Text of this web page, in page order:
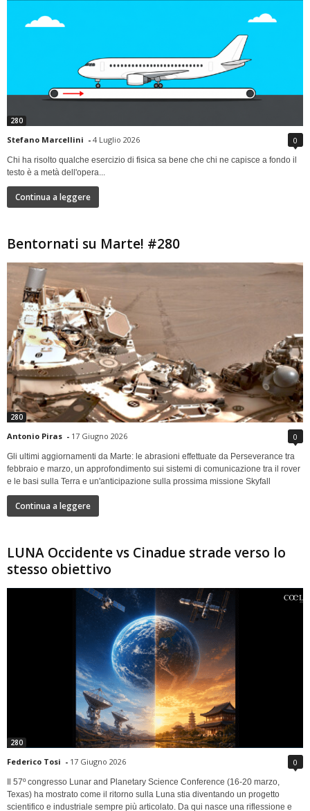
280
Stefano Marcellini - 4 Luglio 2026 0
Chi ha risolto qualche esercizio di fisica sa bene che chi ne capisce a fondo il
testo è a metà dell'opera...
Continua a leggere
Bentornati su Marte! #280
280
Antonio Piras - 17 Giugno 2026 0
Gli ultimi aggiornamenti da Marte: le abrasioni effettuate da Perseverance tra
febbraio e marzo, un approfondimento sui sistemi di comunicazione tra il rover
e le basi sulla Terra e un'anticipazione sulla prossima missione Skyfall
Continua a leggere
LUNA Occidente vs Cinadue strade verso lo
stesso obiettivo
280
Federico Tosi - 17 Giugno 2026 0
Il 57º congresso Lunar and Planetary Science Conference (16-20 marzo,
Texas) ha mostrato come il ritorno sulla Luna stia diventando un progetto
scientifico e industriale sempre più articolato. Da qui nasce una riflessione e